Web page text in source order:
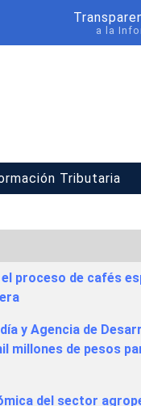
a la
Tributaria
proceso de cafés
y Agencia de
millones de pesos
del sector